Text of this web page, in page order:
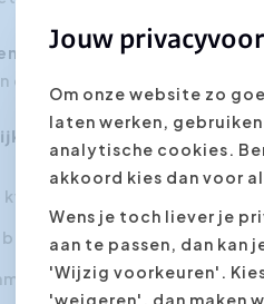
hoger niveau
en potentieel volledig
presentatie
overwinnen
Jouw
Om onze website zo
laten werken,
analytische cookies.
akkoord kies dan voor
Wens je toch liever je
aan te passen, dan kan
'Wijzig voorkeuren'.
'weigeren', dan maken